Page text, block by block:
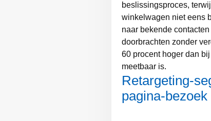
beslissingsproces,
winkelwagen niet eens
naar bekende
doorbrachten zonder
60 procent hoger dan
meetbaar is.
Retargeting-
pagina-bezoek